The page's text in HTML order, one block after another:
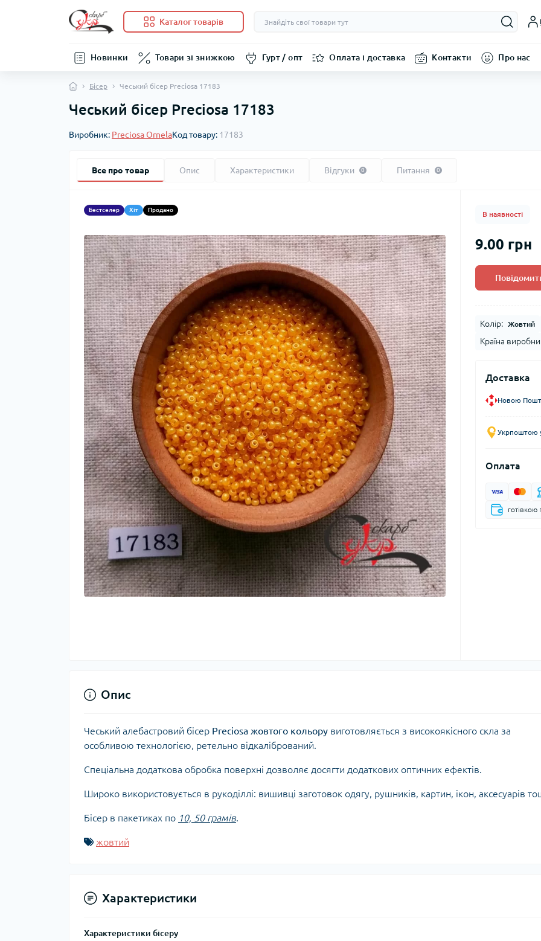
Каталог товарів
Новинки Товари зі знижкою Гурт / опт Оплата і доставка Контакти Про нас
Бісер Чеський бісер Preciosa 17183
Чеський бісер Preciosa 17183
Виробник: Preciosa OrnelaКод товару: 17183
Все про товар Опис Характеристики Відгуки 0 Питання 0
Бестселер Хіт Продано
В наявності
9.00 грн
Колір: Жовтий
Країна
Доставка
Новою
Укрпоштою у
Оплата
готівкою
Опис
Чеський алебастровий бісер Preciosa жовтого кольору виготовляється з високоякісного скла за
особливою технологією, ретельно відкалібрований.
Спеціальна додаткова обробка поверхні дозволяє досягти додаткових оптичних ефектів.
Широко використовується в рукоділлі: вишивці заготовок одягу, рушників, картин, ікон, аксесуарів
Бісер в пакетиках по 10, 50 грамів.
жовтий
Характеристики
Характеристики бісеру